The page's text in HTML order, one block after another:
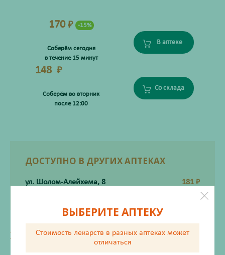
170 ₽ -15%
Соберём сегодня
в течение 15 минут
В аптеке
148 ₽
Соберём во вторник
после 12:00
Со склада
ДОСТУПНО В ДРУГИХ АПТЕКАХ
ул. Шолом-Алейхема, 8 181 ₽
ХАРАКТЕРИСТИКИ
Производитель
Хигинетт
ВЫБЕРИТЕ АПТЕКУ
Стоимость лекарств в разных аптеках может
отличаться